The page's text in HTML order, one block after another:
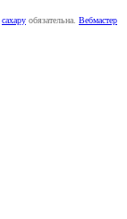
caxapу обязательна. Вебмастер